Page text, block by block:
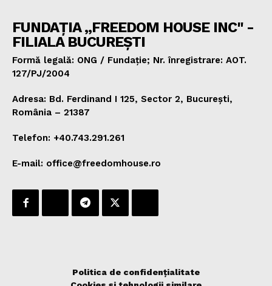
FUNDAȚIA „FREEDOM HOUSE INC" -
FILIALA BUCUREȘTI
Formă legală: ONG / Fundație; Nr. înregistrare: AOT.
127/PJ/2004
Adresa: Bd. Ferdinand I 125, Sector 2, București,
România – 21387
Telefon: +40.743.291.261
E-mail: office@freedomhouse.ro
Politica de confidențialitate